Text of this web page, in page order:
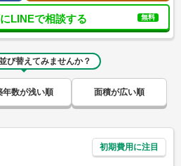
LINEで相談する 無料
び替えてみませんか？
年数が浅い順 面積が広い順
初期費用に注目